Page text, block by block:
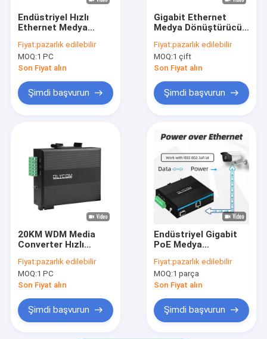
Ürün:% s
VR Gösterisi
Hakkımızda
Bizimle iletişime geçin
Haberler
Endüstriyel Hızlı
Ethernet Medya
Sabit Fiber SM/MM
Yönetilmemiş 6KV CE
Fiyat:pazarlık edilebilir
MOQ:1 PC
Son Fiyat alın
Şimdi başvurun
Gigabit Ethernet
Medya Dönüştürücü
Port Yönetilmemiş
20KM CE
Fiyat:pazarlık edilebilir
MOQ:1 çift
Son Fiyat alın
Şimdi başvurun
20KM WDM Media
Converter Hızlı
Endüstriyel Ağ Mini
Boyut Yönetilmeyen
Fiyat:pazarlık edilebilir
MOQ:1 PC
Son Fiyat alın
Şimdi başvurun
Endüstriyel Gigabit
PoE Medya
48V Çıkış DIN-Ray
Montajlı
Yönetilmeyen
Fiyat:pazarlık edilebilir
MOQ:1 parça
Son Fiyat alın
Şimdi başvurun